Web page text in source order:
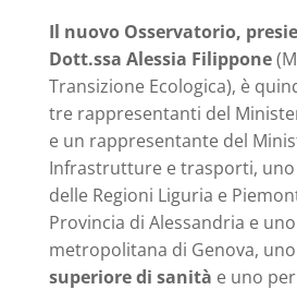
Il nuovo Osservatorio,
Dott.ssa Alessia Filippone
Transizione Ecologica), è
tre rappresentanti del
e un rappresentante del
Infrastrutture e trasporti, uno
delle Regioni Liguria e
Provincia di Alessandria e
metropolitana di Genova,
superiore di sanità e uno